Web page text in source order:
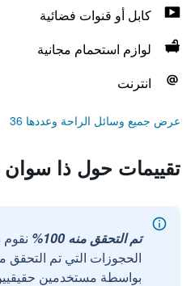
كابل أو قنوات فضائية
لوازم استحمام مجانية
انترنت
عرض جميع وسائل الراحة وعددها 36
تقييمات حول ذا
تم التحقق منه 100%
الحجوزات التي تم التحقق